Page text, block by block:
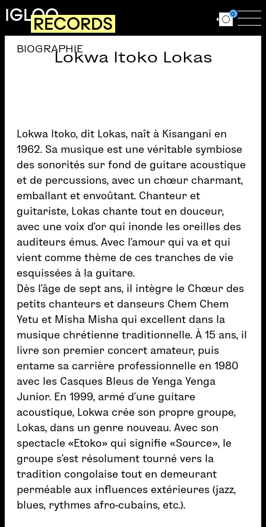
Aller au contenu principal
IGLOORECORDS Ouvrir le
0
Lokwa Itoko Lokas
BIOGRAPHIE
Lokwa Itoko, dit Lokas, naît à Kisangani en
1962. Sa musique est une véritable symbiose
des sonorités sur fond de guitare acoustique
et de percussions, avec un chœur charmant,
emballant et envoûtant. Chanteur et
guitariste, Lokas chante tout en douceur,
avec une voix d’or qui inonde les oreilles des
auditeurs émus. Avec l’amour qui va et qui
vient comme thème de ces tranches de vie
esquissées à la guitare.
Dès l’âge de sept ans, il intègre le Chœur des
petits chanteurs et danseurs Chem Chem
Yetu et Misha Misha qui excellent dans la
musique chrétienne traditionnelle. À 15 ans, il
livre son premier concert amateur, puis
entame sa carrière professionnelle en 1980
avec les Casques Bleus de Yenga Yenga
Junior. En 1999, armé d’une guitare
acoustique, Lokwa crée son propre groupe,
Lokas, dans un genre nouveau. Avec son
spectacle «Etoko» qui signifie «Source», le
groupe s’est résolument tourné vers la
tradition congolaise tout en demeurant
perméable aux influences extérieures (jazz,
blues, rythmes afro-cubains, etc.).